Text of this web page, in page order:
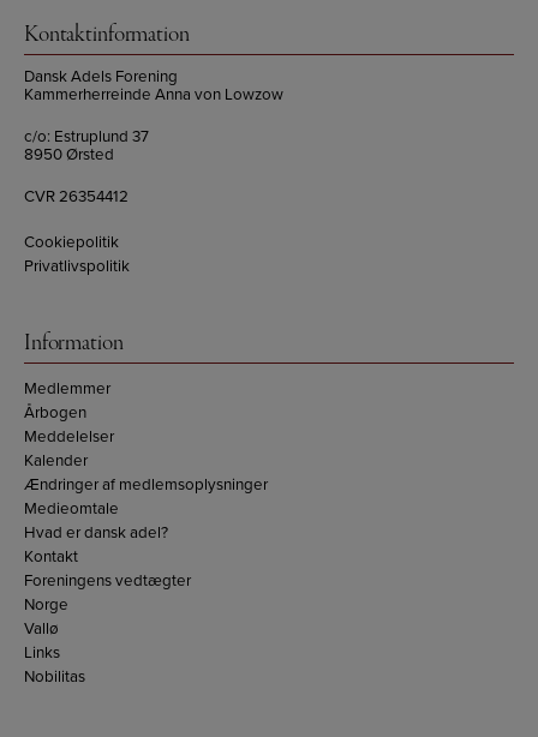
Kontaktinformation
Dansk Adels Forening
Kammerherreinde Anna von Lowzow
c/o: Estruplund 37
8950 Ørsted
CVR 26354412
Cookiepolitik
Privatlivspolitik
Information
Medlemmer
Årbogen
Meddelelser
Kalender
Ændringer af medlemsoplysninger
Medieomtale
Hvad er dansk adel?
Kontakt
Foreningens vedtægter
Norge
Vallø
Links
Nobilitas